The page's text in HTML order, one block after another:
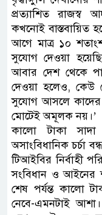
প্রত্যাশিত রাজস্ব
কখনোই বাস্তবায়িত
আগে মাত্র ১০
সুযোগ দেওয়া
আবার দেশ থেকে
দেওয়া হলেও, কেউ
সুযোগ আসলে কাদের
মোটেই অমূলক নয়।’
কালো টাকা সাদা
অসাংবিধানিক চর্চা
টিআইবির নির্বাহী
সংবিধান ও আইনের
শেষ পর্যন্ত কালো
নেবে-এমনটাই